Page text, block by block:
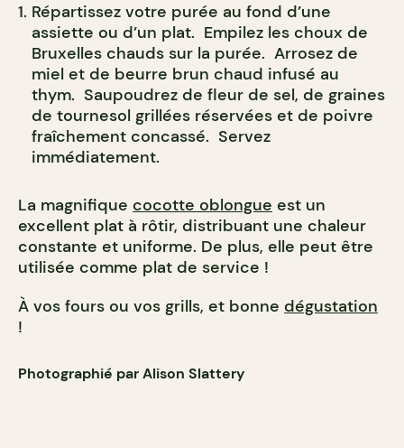
Répartissez votre purée au fond d’une
assiette ou d’un plat. Empilez les choux de
Bruxelles chauds sur la purée. Arrosez de
miel et de beurre brun chaud infusé au
thym. Saupoudrez de fleur de sel, de graines
de tournesol grillées réservées et de poivre
fraîchement concassé. Servez
immédiatement.
La magnifique cocotte oblongue est un
excellent plat à rôtir, distribuant une chaleur
constante et uniforme. De plus, elle peut être
utilisée comme plat de service !
À vos fours ou vos grills, et bonne dégustation
!
Photographié par Alison Slattery